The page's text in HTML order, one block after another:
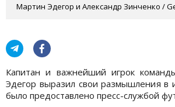
Мартин Эдегор и Александр Зинченко /
Капитан и важнейший игрок
Эдегор выразил свои размышления в
было предоставлено пресс-службой